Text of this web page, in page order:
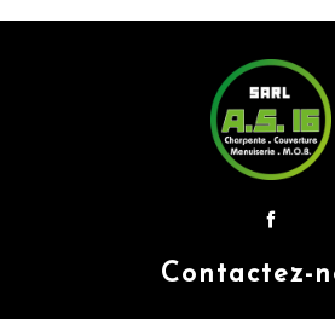
Contactez-